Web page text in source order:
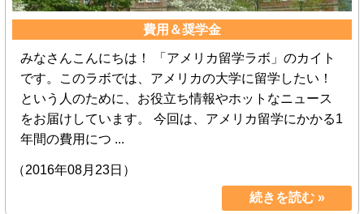
費用＆奨学金
みなさんこんにちは！ 「アメリカ留学ラボ」のカイト
です。このラボでは、アメリカの大学に留学したい！
という人のために、お役立ち情報やホットなニュース
をお届けしています。 今回は、アメリカ留学にかかる1
年間の費用につ ...
（2016年08月23日）
続きを読む »